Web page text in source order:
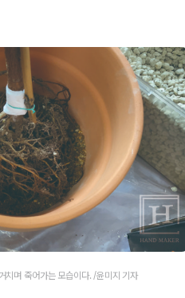
치며 죽어가는 모습이다. /윤미지 기자